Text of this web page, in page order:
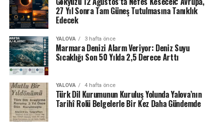
27 Yıl Sonra Tam Güneş Tutulmasına Tanıklık
Edecek
YALOVA 3 hafta önce
Marmara Denizi Alarm Veriyor: Deniz Suyu
Sıcaklığı Son 50 Yılda 2,5 Derece Arttı
YALOVA 4 hafta önce
Türk Dil Kurumunun Kuruluş Yolunda Yalova’nın
Tarihî Rolü Belgelerle Bir Kez Daha Gündemde